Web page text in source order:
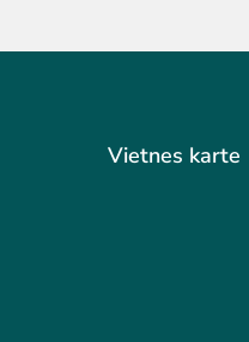
Vietnes karte